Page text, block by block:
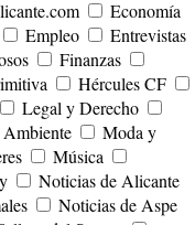
Economía
Empleo
Entrevistas
Finanzas
Hércules CF
Legal y Derecho
Moda y
Música
Noticias de Alicante
Noticias de Aspe